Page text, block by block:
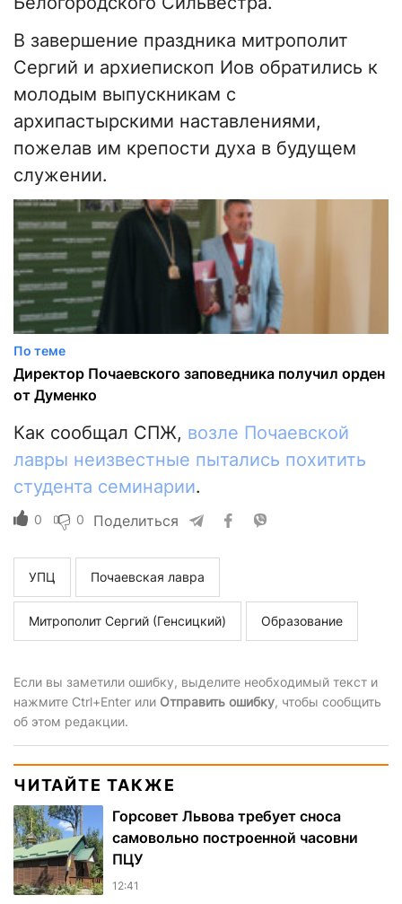
В завершение праздника митрополит
Сергий и архиепископ Иов обратились к
молодым выпускникам с
архипастырскими наставлениями,
пожелав им крепости духа в будущем
служении.
По теме
Директор Почаевского заповедника получил орден
от Думенко
Как сообщал СПЖ, возле Почаевской
лавры неизвестные пытались похитить
студента семинарии.
0 0 Поделиться
УПЦ Почаевская лавра
Митрополит Сергий (Генсицкий) Образование
Если вы заметили ошибку, выделите необходимый текст и
нажмите Ctrl+Enter или Отправить ошибку, чтобы сообщить
об этом редакции.
ЧИТАЙТЕ ТАКЖЕ
Горсовет Львова требует сноса
самовольно построенной часовни
ПЦУ
12:41